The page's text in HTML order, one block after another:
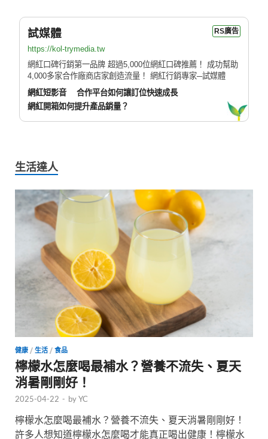
試媒體 RS廣告
https://kol-trymedia.tw
網紅口碑行銷第一品牌 超過5,000位網紅口碑推薦！ 成功幫助
4,000多家合作廠商店家創造流量！ 網紅行銷專家─試媒體
網紅短影音
合作平台如何讓訂位快速成長
網紅開箱如何提升產品銷量？
生活達人
健康 / 生活 / 食品
檸檬水怎麼喝最補水？營養不流失、夏天
消暑剛剛好！
2025-04-22 - byYC
檸檬水怎麼喝最補水？營養不流失、夏天消暑剛剛好！
許多人想知道檸檬水怎麼喝才能真正喝出健康！檸檬水